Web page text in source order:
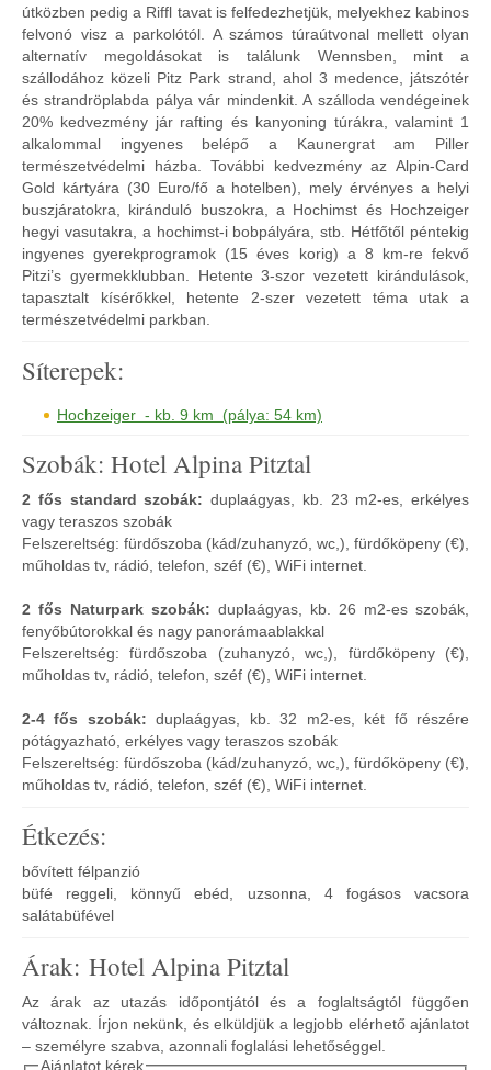
útközben pedig a Riffl tavat is felfedezhetjük, melyekhez kabinos
felvonó visz a parkolótól. A számos túraútvonal mellett olyan
alternatív megoldásokat is találunk Wennsben, mint a
szállodához közeli Pitz Park strand, ahol 3 medence, játszótér
és strandröplabda pálya vár mindenkit. A szálloda vendégeinek
20% kedvezmény jár rafting és kanyoning túrákra, valamint 1
alkalommal ingyenes belépő a Kaunergrat am Piller
természetvédelmi házba. További kedvezmény az Alpin-Card
Gold kártyára (30 Euro/fő a hotelben), mely érvényes a helyi
buszjáratokra, kiránduló buszokra, a Hochimst és Hochzeiger
hegyi vasutakra, a hochimst-i bobpályára, stb. Hétfőtől péntekig
ingyenes gyerekprogramok (15 éves korig) a 8 km-re fekvő
Pitzi’s gyermekklubban. Hetente 3-szor vezetett kirándulások,
tapasztalt kísérőkkel, hetente 2-szer vezetett téma utak a
természetvédelmi parkban.
Síterepek:
Hochzeiger - kb. 9 km (pálya: 54 km)
Szobák: Hotel Alpina Pitztal
2 fős standard szobák: duplaágyas, kb. 23 m2-es, erkélyes
vagy teraszos szobák
Felszereltség: fürdőszoba (kád/zuhanyzó, wc,), fürdőköpeny (€),
műholdas tv, rádió, telefon, széf (€), WiFi internet.
2 fős Naturpark szobák: duplaágyas, kb. 26 m2-es szobák,
fenyőbútorokkal és nagy panorámaablakkal
Felszereltség: fürdőszoba (zuhanyzó, wc,), fürdőköpeny (€),
műholdas tv, rádió, telefon, széf (€), WiFi internet.
2-4 fős szobák: duplaágyas, kb. 32 m2-es, két fő részére
pótágyazható, erkélyes vagy teraszos szobák
Felszereltség: fürdőszoba (kád/zuhanyzó, wc,), fürdőköpeny (€),
műholdas tv, rádió, telefon, széf (€), WiFi internet.
Étkezés:
bővített félpanzió
büfé reggeli, könnyű ebéd, uzsonna, 4 fogásos vacsora
salátabüfével
Árak: Hotel Alpina Pitztal
Az árak az utazás időpontjától és a foglaltságtól függően
változnak. Írjon nekünk, és elküldjük a legjobb elérhető ajánlatot
– személyre szabva, azonnali foglalási lehetőséggel.
Ajánlatot kérek